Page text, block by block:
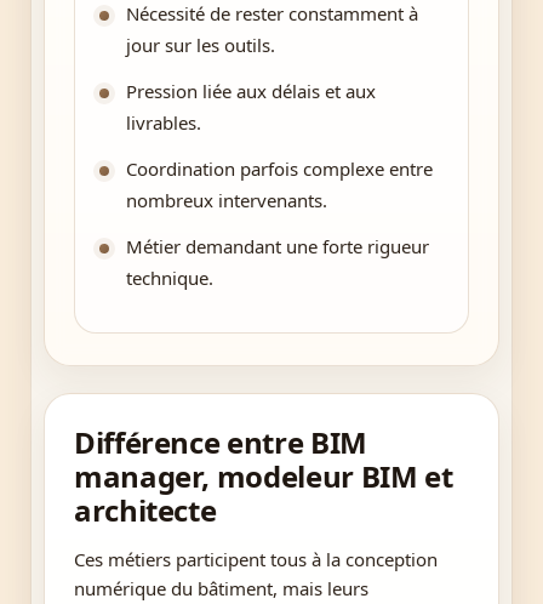
Nécessité de rester constamment à
jour sur les outils.
Pression liée aux délais et aux
livrables.
Coordination parfois complexe entre
nombreux intervenants.
Métier demandant une forte rigueur
technique.
Différence entre BIM
manager, modeleur BIM et
architecte
Ces métiers participent tous à la conception
numérique du bâtiment, mais leurs